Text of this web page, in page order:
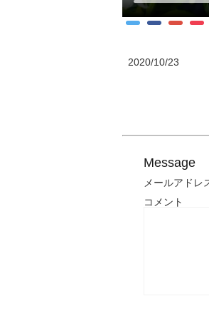
2020/10/23
Message
メールアドレ
コメント